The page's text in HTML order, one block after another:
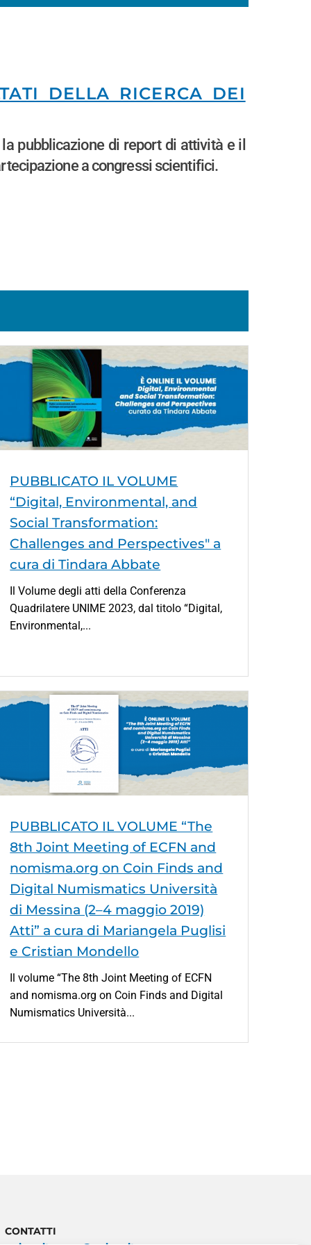
DELLA RICERCA DEI
la pubblicazione di report di attività e il
a congressi scientifici.
PUBBLICATO IL VOLUME
“Digital, Environmental, and
Social Transformation:
Challenges and Perspectives" a
cura di Tindara Abbate
Il Volume degli atti della Conferenza
Quadrilatere UNIME 2023, dal titolo “Digital,
Environmental,...
PUBBLICATO IL VOLUME “The
8th Joint Meeting of ECFN and
nomisma.org on Coin Finds and
Digital Numismatics Università
di Messina (2–4 maggio 2019)
Atti” a cura di Mariangela Puglisi
e Cristian Mondello
Il volume “The 8th Joint Meeting of ECFN
and nomisma.org on Coin Finds and Digital
Numismatics Università...
CONTATTI